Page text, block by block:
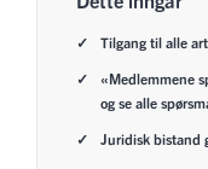
Tilgang til alle
«Medlemmene
og se alle
Juridisk bistand